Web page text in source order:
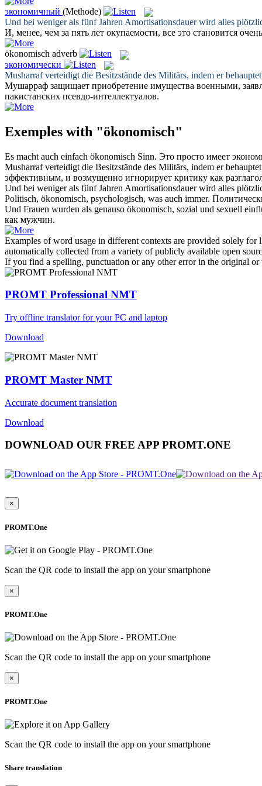
экономичный (Methode)
Und bei weniger als fünf Jahren Amortisationsdauer wird alles
И, менее, чем за пять лет окупаемости, все это становится
ökonomisch adverb
экономически
Musharraf verteidigt die Besitzstände des Militärs, indem er
Мушарраф защищает приобретение имущества военными,
пакистанских псевдо-интеллектуалов.
Exemples with "ökonomisch"
Es macht auch einfach ökonomisch Sinn. Это просто имеет
Musharraf verteidigt die Besitzstände des Militärs, indem er
эффективным, и возмущенно игнорирует критику как
Und bei weniger als fünf Jahren Amortisationsdauer wird alles
Politisch, ökonomisch, psychologisch, was auch immer.
Und Frauen wurden als genauso ökonomisch, sozial und sexuell
как мужчин.
Examples of word usage in different contexts are provided solely for
automatically collected from a variety of publicly available open
If you find a spelling, punctuation or any other error in the original
PROMT Professional NMT
Try offline translator for your PC and laptop
Download
PROMT Master NMT
Accurate document translation
Download
DOWNLOAD OUR FREE APP PROMT.ONE
×
PROMT.One
Scan the QR code to install the app on your smartphone
×
PROMT.One
Scan the QR code to install the app on your smartphone
×
PROMT.One
Scan the QR code to install the app on your smartphone
Share translation